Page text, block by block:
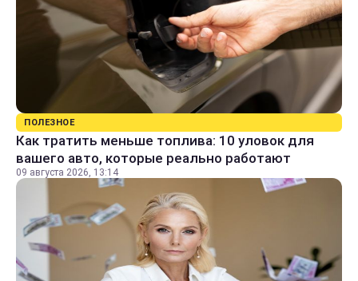
ПОЛЕЗНОЕ
Как тратить меньше топлива: 10 уловок для
вашего авто, которые реально работают
09 августа 2026, 13:14